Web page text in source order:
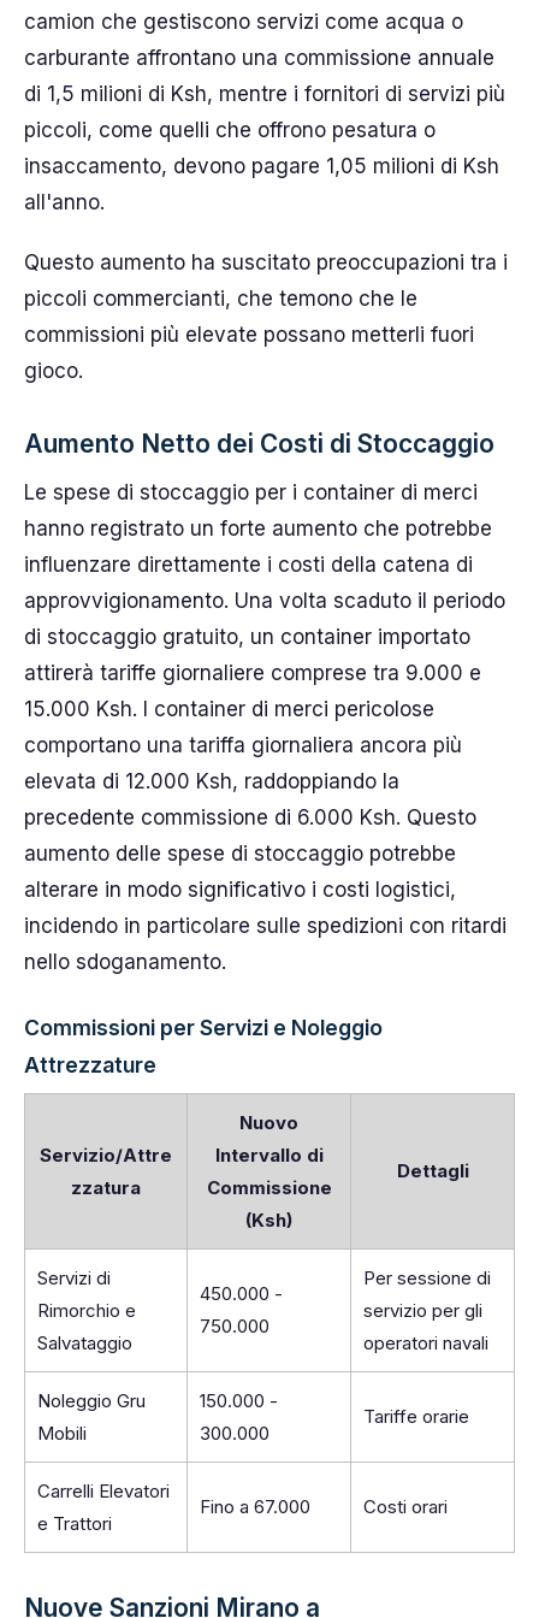
camion che gestiscono servizi come acqua o
carburante affrontano una commissione annuale
di 1,5 milioni di Ksh, mentre i fornitori di servizi più
piccoli, come quelli che offrono pesatura o
insaccamento, devono pagare 1,05 milioni di Ksh
all'anno.
Questo aumento ha suscitato preoccupazioni tra i
piccoli commercianti, che temono che le
commissioni più elevate possano metterli fuori
gioco.
Aumento Netto dei Costi di Stoccaggio
Le spese di stoccaggio per i container di merci
hanno registrato un forte aumento che potrebbe
influenzare direttamente i costi della catena di
approvvigionamento. Una volta scaduto il periodo
di stoccaggio gratuito, un container importato
attirerà tariffe giornaliere comprese tra 9.000 e
15.000 Ksh. I container di merci pericolose
comportano una tariffa giornaliera ancora più
elevata di 12.000 Ksh, raddoppiando la
precedente commissione di 6.000 Ksh. Questo
aumento delle spese di stoccaggio potrebbe
alterare in modo significativo i costi logistici,
incidendo in particolare sulle spedizioni con ritardi
nello sdoganamento.
Commissioni per Servizi e Noleggio
Attrezzature
Servizio/Attre
zzatura
Nuovo
Intervallo di
Commissione
(Ksh)
Dettagli
Servizi di
Rimorchio e
Salvataggio
450.000 -
750.000
Per sessione di
servizio per gli
operatori navali
Noleggio Gru
Mobili
150.000 -
300.000
Tariffe orarie
Carrelli Elevatori
e Trattori
Fino a 67.000 Costi orari
Nuove Sanzioni Mirano a